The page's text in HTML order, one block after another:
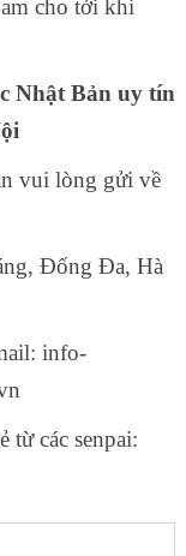
cho tới khi
Nhật Bản uy tín
vui lòng gửi về
Đống Đa, Hà
info-
từ các senpai: